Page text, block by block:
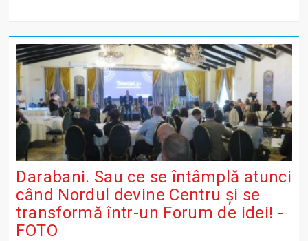
Darabani. Sau ce se întâmplă atunci
când Nordul devine Centru și se
transformă într-un Forum de idei! -
FOTO